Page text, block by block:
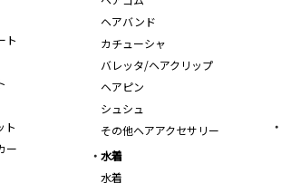
ト
ト
ー
ヘアバンド
カチューシャ
バレッタ/ヘアクリップ
ヘアピン
シュシュ
その他ヘアアクセサリー
水着
水着